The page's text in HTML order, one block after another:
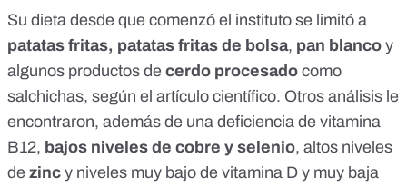
Su dieta desde que comenzó el instituto se limitó a
patatas fritas, patatas fritas de bolsa, pan blanco y
algunos productos de cerdo procesado como
salchichas, según el artículo científico. Otros análisis le
encontraron, además de una deficiencia de vitamina
B12, bajos niveles de cobre y selenio, altos niveles
de zinc y niveles muy bajo de vitamina D y muy baja